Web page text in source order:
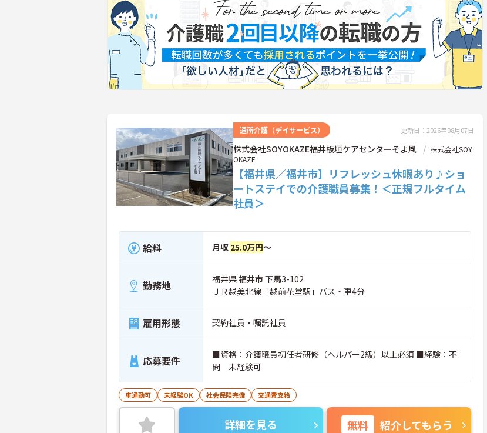
通所介護（デイサービス） 更新日：2026年08月07日
株式会社SOYOKAZE福井板垣ケアセンターそよ風
株式会社SOY
OKAZE
【福井県／福井市】リフレッシュ休暇あり♪ショ
ートステイでの介護職員募集！＜正規フルタイム
社員＞
給料 月収 25.0万円～
勤務地
福井県 福井市 下馬3-102
ＪＲ越美北線「越前花堂駅」バス・車4分
雇用形態 契約社員・嘱託社員
応募要件
■資格：介護職員初任者研修（ヘルパー2級）以上必須 ■経験：不
問 未経験可
車通勤可 未経験OK 社会保険完備 交通費支給
詳細を見る 無料 紹介してもらう